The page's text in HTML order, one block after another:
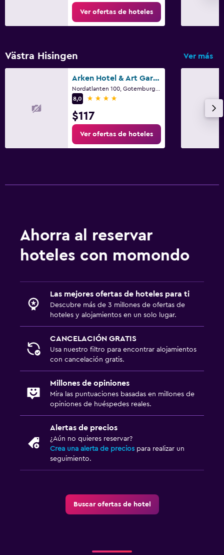
Ver ofertas de hoteles
Västra Hisingen Ver más
Arken Hotel & Art Garden Spa
8,0
4 estrellas
$117
Ver ofertas de hoteles
Ahorra al reservar
hoteles con momondo
Las mejores ofertas de hoteles para ti
Descubre más de 3 millones de ofertas de
hoteles y alojamientos en un solo lugar.
CANCELACIÓN GRATIS
Usa nuestro filtro para encontrar alojamientos
con cancelación gratis.
Millones de opiniones
Mira las puntuaciones basadas en millones de
opiniones de huéspedes reales.
Alertas de precios
¿Aún no quieres reservar?
Crea una alerta de precios para realizar un
seguimiento.
Buscar ofertas de hotel